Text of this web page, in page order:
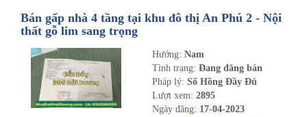
Bán gấp nhà 4 tầng tại khu đô thị An Phú 2 - Nội
thất gỗ lim sang trọng
Hướng: Nam
Tình trạng: Đang đăng bán
Pháp lý: Sổ Hồng Đầy Đủ
Lượt xem: 2895
Ngày đăng: 17-04-2023